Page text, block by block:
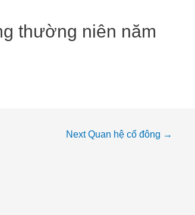
thường niên năm
Next Quan hệ cổ đông →